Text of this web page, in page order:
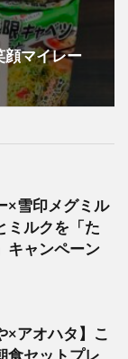
顔マイレー
×雪印メグミル
ミルクを「た
キャンペーン
×アオハタ】こ